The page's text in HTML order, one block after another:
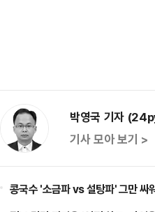
박영국 기자
기사 모아 보기 >
콩국수 '소금파 vs 설탕파' 그만